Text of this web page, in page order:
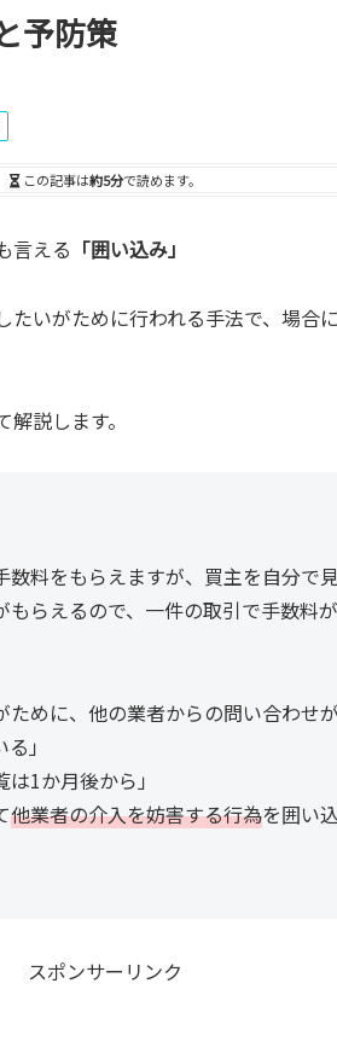
予防策
この記事は約5分で読めます。
言える 「囲い込み」
たいがために行われる手法で、場合
説します。
数料をもらえますが、買主を自分で
もらえるので、一件の取引で手数料
ために、他の業者からの問い合わせ
」
は1か月後から」
他業者の介入を妨害する行為を囲い
スポンサーリンク